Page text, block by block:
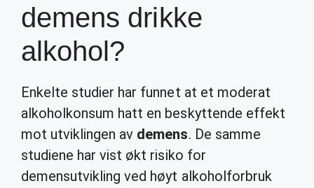
demens drikke
alkohol?
Enkelte studier har funnet at et moderat
alkoholkonsum hatt en beskyttende effekt
mot utviklingen av demens. De samme
studiene har vist økt risiko for
demensutvikling ved høyt alkoholforbruk